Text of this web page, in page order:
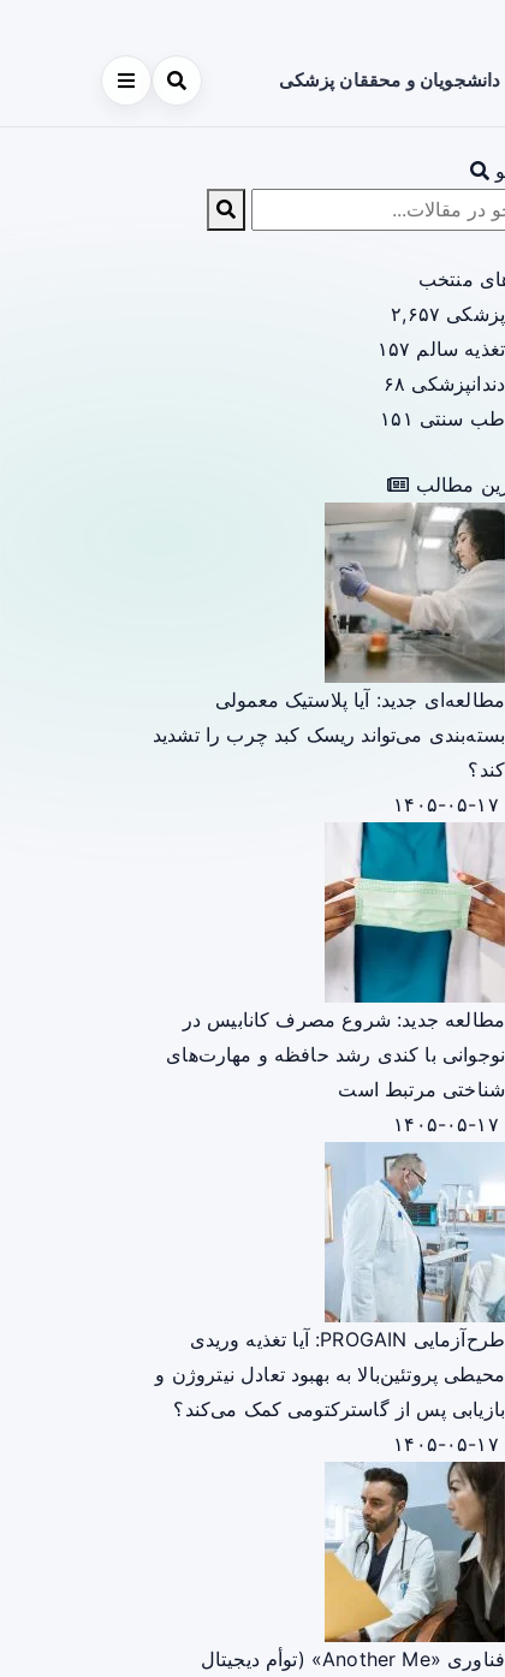
دانشجویان و محققان پزشکی
منتخب
پزشکی ۲,۶۵۷
تغذیه سالم ۱۵۷
دندانپزشکی ۶۸
طب سنتی ۱۵۱
مطالب
مطالعه‌ای جدید: آیا پلاستیک معمولی
بسته‌بندی می‌تواند ریسک کبد چرب را تشدید
کند؟
مطالعه جدید: شروع مصرف کانابیس در
نوجوانی با کندی رشد حافظه و مهارت‌های
شناختی مرتبط است
طرح‌آزمایی PROGAIN: آیا تغذیه وریدی
محیطی پروتئین‌بالا به بهبود تعادل نیتروژن و
بازیابی پس از گاسترکتومی کمک می‌کند؟
فناوری «Another Me» (توأم دیجیتال